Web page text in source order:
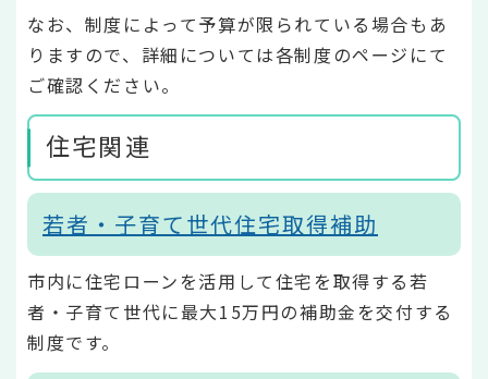
なお、制度によって予算が限られている場合もあ
りますので、詳細については各制度のページにて
ご確認ください。
住宅関連
若者・子育て世代住宅取得補助
市内に住宅ローンを活用して住宅を取得する若
者・子育て世代に最大15万円の補助金を交付する
制度です。